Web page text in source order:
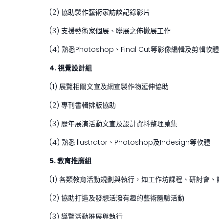
(2) 協助製作藝術家訪談記錄影片
(3) 支援藝術家個展、聯展之佈撤展工作
(4) 熟悉Photoshop、Final Cut等影像編輯及剪輯軟體
4. 視覺設計組
(1) 展覽相關文宣及網宣製作物延伸協助
(2) 專刊書輯排版協助
(3) 歷年展演活動文宣及設計資料整理蒐集
(4) 熟悉Illustrator、Photoshop及Indesign等軟體
5. 教育推廣組
(1) 各類教育活動規劃與執行，如工作坊課程、研討會、
(2) 協助打造及發想活潑有趣的藝術體驗活動
(3) 導覽活動推展與執行